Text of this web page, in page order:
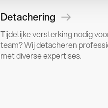
Detachering
Tijdelijke versterking nodig
team? Wij detacheren
met diverse expertises.